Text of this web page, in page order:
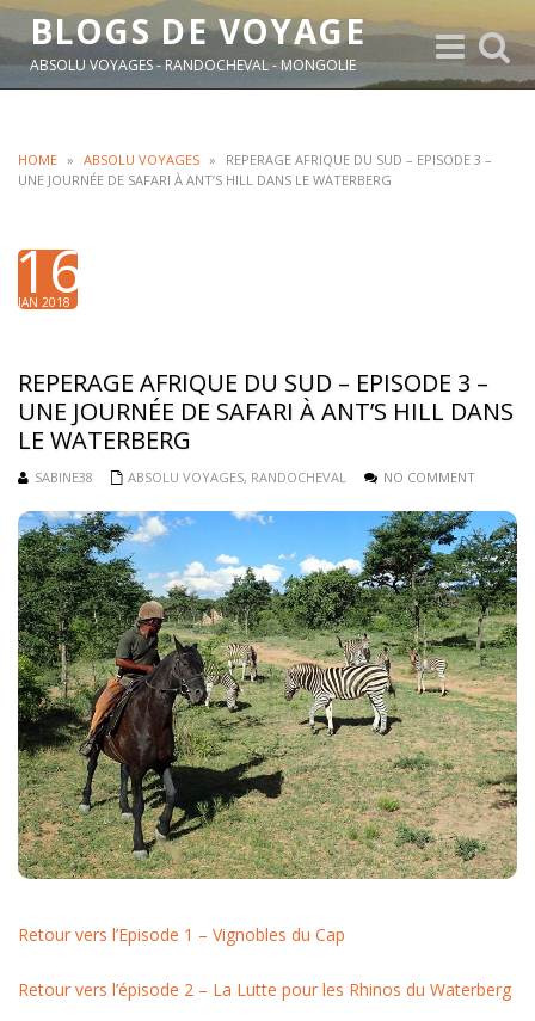
BLOGS DE VOYAGE
ABSOLU VOYAGES - RANDOCHEVAL - MONGOLIE
Toggle
search
Toggle
navigation
HOME » ABSOLU VOYAGES »
REPERAGE AFRIQUE DU SUD – EPISODE 3 –
UNE JOURNÉE DE SAFARI À ANT’S HILL DANS LE WATERBERG
16
JAN 2018
REPERAGE AFRIQUE DU SUD – EPISODE 3 –
UNE JOURNÉE DE SAFARI À ANT’S HILL DANS
LE WATERBERG
SABINE38 ABSOLU VOYAGES, RANDOCHEVAL NO COMMENT
Retour vers l’Episode 1 – Vignobles du Cap
Retour vers l’épisode 2 – La Lutte pour les Rhinos du Waterberg